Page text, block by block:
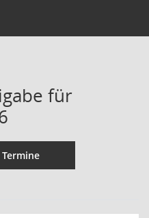
für
Termine